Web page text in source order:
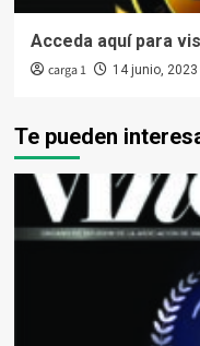
Acceda aquí para
carga 1 14 junio, 2023
Te pueden